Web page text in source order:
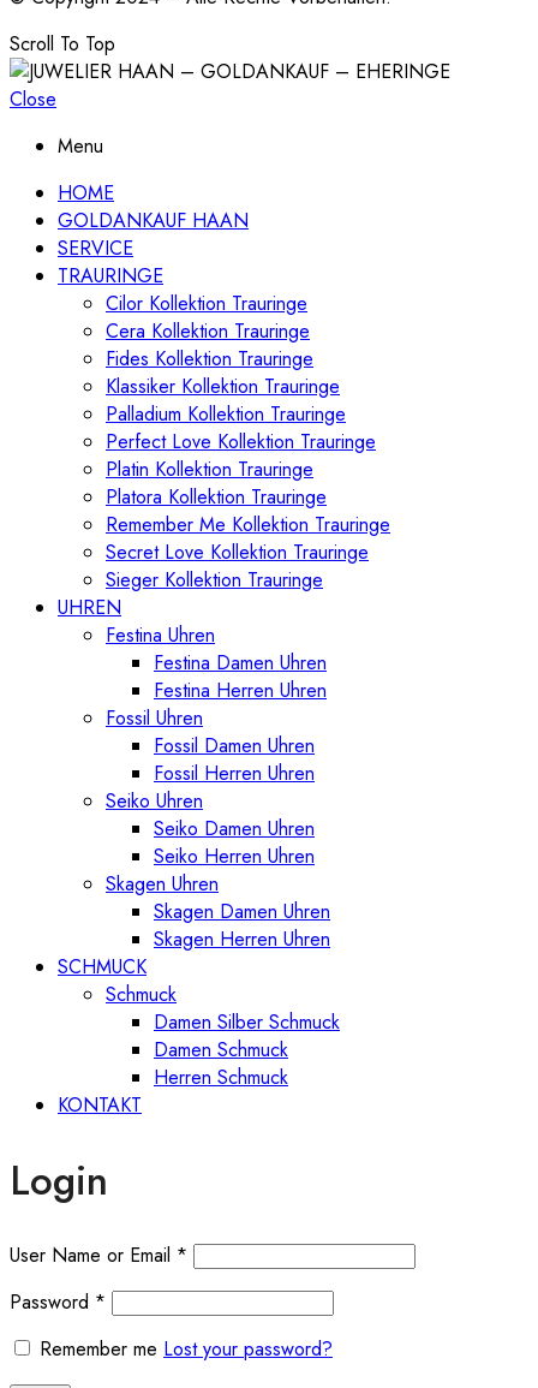
Scroll To Top
Close
Menu
HOME
GOLDANKAUF HAAN
SERVICE
TRAURINGE
Cilor Kollektion Trauringe
Cera Kollektion Trauringe
Fides Kollektion Trauringe
Klassiker Kollektion Trauringe
Palladium Kollektion Trauringe
Perfect Love Kollektion Trauringe
Platin Kollektion Trauringe
Platora Kollektion Trauringe
Remember Me Kollektion Trauringe
Secret Love Kollektion Trauringe
Sieger Kollektion Trauringe
UHREN
Festina Uhren
Festina Damen Uhren
Festina Herren Uhren
Fossil Uhren
Fossil Damen Uhren
Fossil Herren Uhren
Seiko Uhren
Seiko Damen Uhren
Seiko Herren Uhren
Skagen Uhren
Skagen Damen Uhren
Skagen Herren Uhren
SCHMUCK
Schmuck
Damen Silber Schmuck
Damen Schmuck
Herren Schmuck
KONTAKT
Login
User Name or Email *
Password *
Remember me Lost your password?